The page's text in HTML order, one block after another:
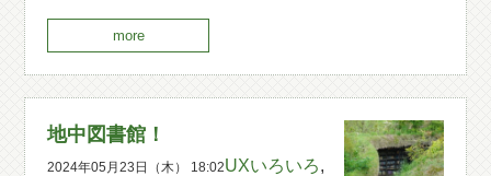
more
地中図書館！
2024年05月23日（木） 18:02UXいろいろ,